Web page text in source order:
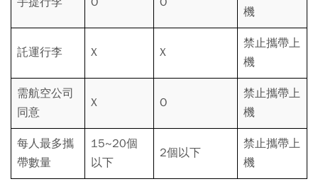
機
託運行李 X X
禁止攜帶上
機
需航空公司
同意
X O
禁止攜帶上
機
每人最多攜
帶數量
15~20個
以下
2個以下
禁止攜帶上
機